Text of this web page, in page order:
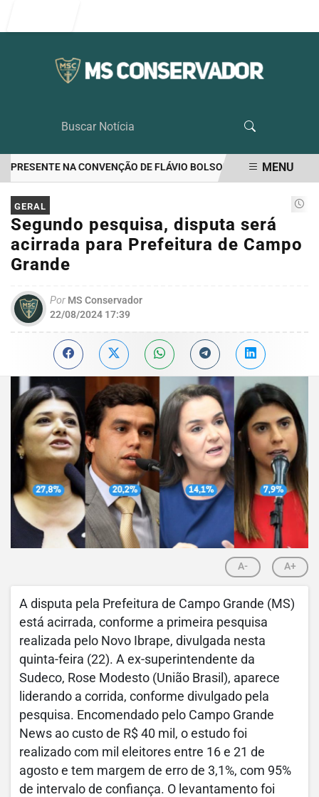
NA CONVENÇÃO DE FLÁVIO BOLSONARO EUA
EM ALTA
MENU
GERAL
Segundo pesquisa, disputa será
acirrada para Prefeitura de Campo
Grande
Por MS Conservador
22/08/2024 17:39
A- A+
A disputa pela Prefeitura de Campo Grande (MS)
está acirrada, conforme a primeira pesquisa
realizada pelo Novo Ibrape, divulgada nesta
quinta-feira (22). A ex-superintendente da
Sudeco, Rose Modesto (União Brasil), aparece
liderando a corrida, conforme divulgado pela
pesquisa. Encomendado pelo Campo Grande
News ao custo de R$ 40 mil, o estudo foi
realizado com mil eleitores entre 16 e 21 de
agosto e tem margem de erro de 3,1%, com 95%
de intervalo de confiança. O levantamento foi